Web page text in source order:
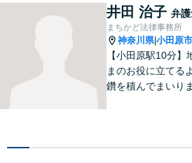
た解決方法を提案
努めます。【小田
連れ相談可】お気
ください。
井田 治子 弁
まちかど法律事務所
神奈川県|小田原市
【小田原駅10分】
まのお役に立てる
鑽を積んでまいり